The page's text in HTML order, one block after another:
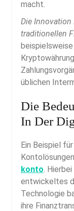
macht.
Die
traditionellen
üblichen
Die
In Der
Ein Beispiel
konto.
entwickeltes
Technologie
ihre